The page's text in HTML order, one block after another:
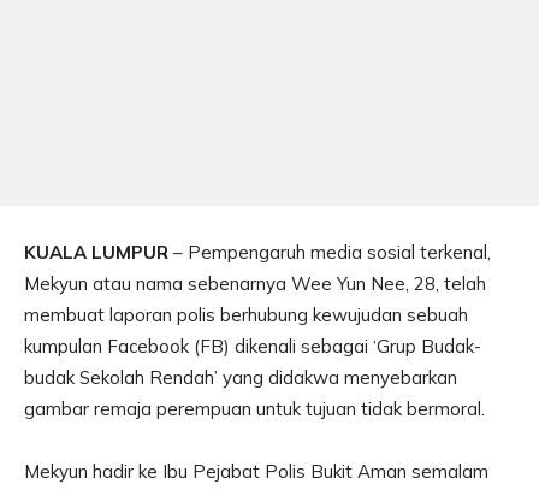
KUALA LUMPUR – Pempengaruh media sosial terkenal,
Mekyun atau nama sebenarnya Wee Yun Nee, 28, telah
membuat laporan polis berhubung kewujudan sebuah
kumpulan Facebook (FB) dikenali sebagai ‘Grup Budak-
budak Sekolah Rendah’ yang didakwa menyebarkan
gambar remaja perempuan untuk tujuan tidak bermoral.
Mekyun hadir ke Ibu Pejabat Polis Bukit Aman semalam